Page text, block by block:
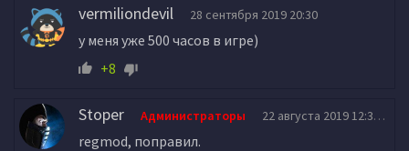
vermiliondevil 28 сентября 2019 20:30
у меня уже 500 часов в игре)
+8
Stoper Администраторы 22 августа 2019 12:31
regmod, поправил.